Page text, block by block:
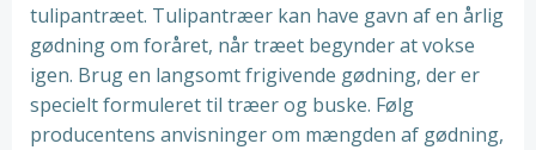
tulipantræet. Tulipantræer kan have gavn af en årlig
gødning om foråret, når træet begynder at vokse
igen. Brug en langsomt frigivende gødning, der er
specielt formuleret til træer og buske. Følg
producentens anvisninger om mængden af gødning,